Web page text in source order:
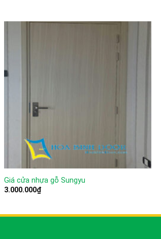
Giá cửa nhựa gỗ Sungyu
3.000.000₫